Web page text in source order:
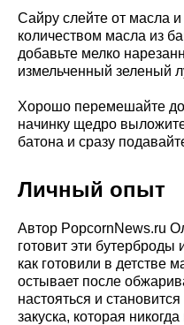
Сайру слейте от масла
количеством масла из
добавьте мелко
измельченный зеленый
Хорошо перемешайте
начинку щедро
батона и сразу
Личный опыт
Автор PopcornNews.ru
готовит эти
как готовили в детстве
остывает после
настояться и
закуска, которая